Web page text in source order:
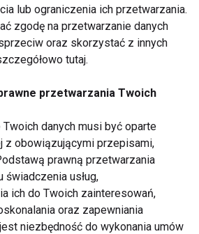
odporność, zadbać o linię i
— sięgaj po mandarynki
grudniu. Twój organizm Ci za to
lub ograniczenia ich przetwarzania.
zgodę na przetwarzanie danych
oraz skorzystać z innych
tutaj.
przetwarzania Twoich
danych musi być oparte
z obowiązującymi przepisami,
prawną przetwarzania
świadczenia usług,
ich do Twoich zainteresowań,
oraz zapewniania
niezbędność do wykonania umów